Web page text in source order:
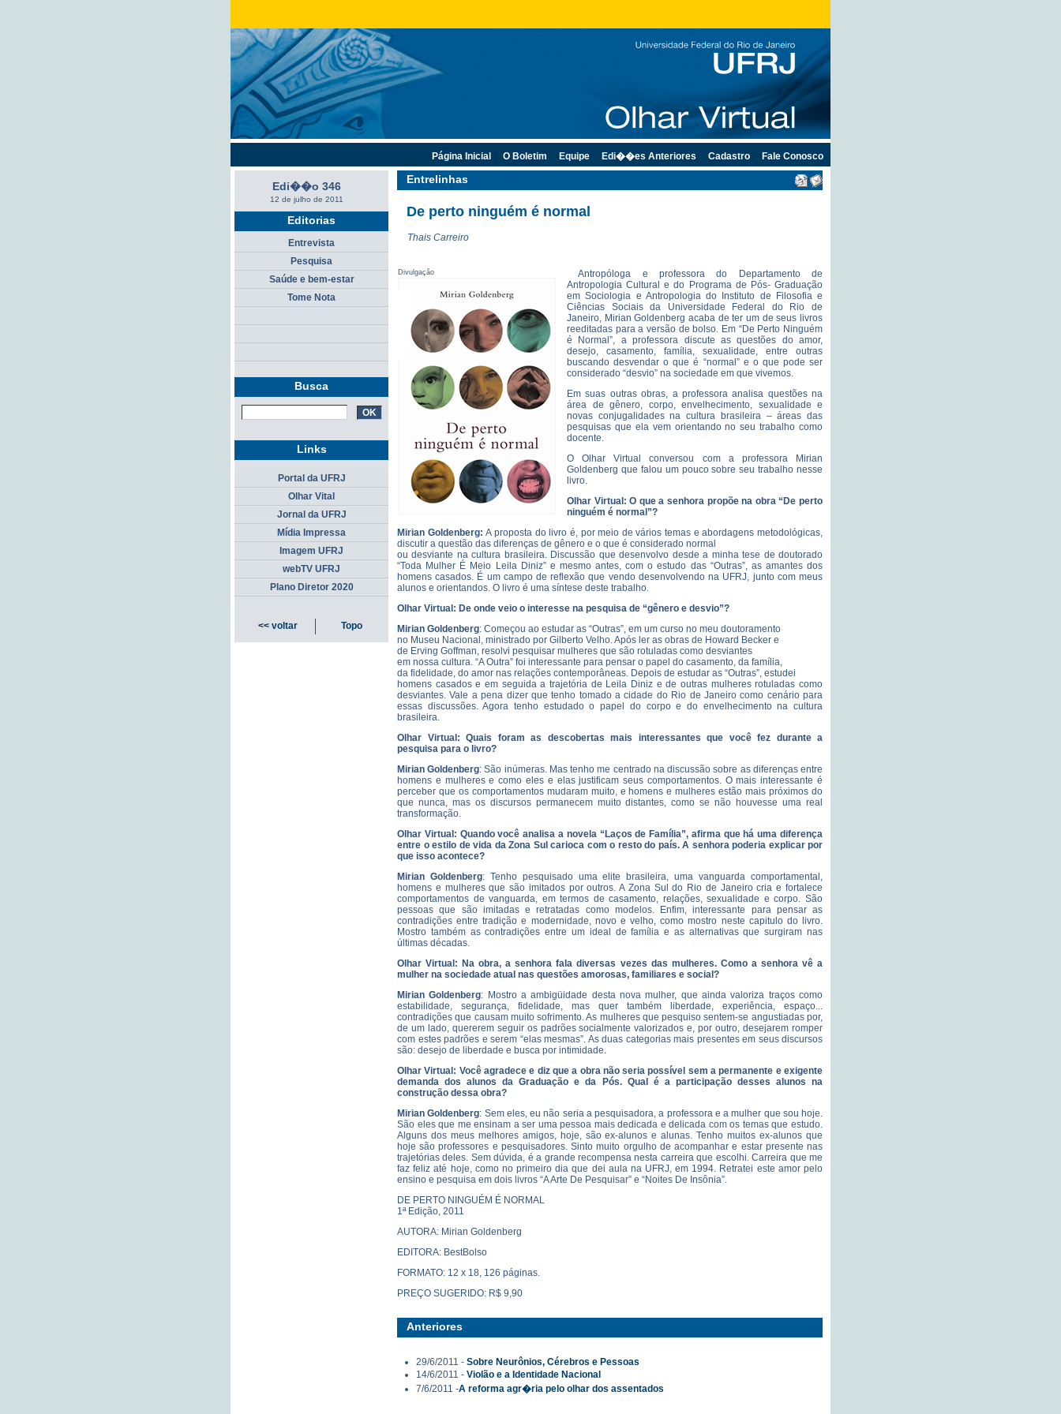
Entrelinhas
De perto ninguém é normal
Thais Carreiro
Divulgação
Antropóloga e professora do Departamento de
Antropologia Cultural e do Programa de Pós- Graduação
em Sociologia e Antropologia do Instituto de Filosofia e
Ciências Sociais da Universidade Federal do Rio de
Janeiro, Mirian Goldenberg acaba de ter um de seus livros
reeditadas para a versão de bolso. Em “De Perto Ninguém
é Normal”, a professora discute as questões do amor,
desejo, casamento, família, sexualidade, entre outras
buscando desvendar o que é “normal” e o que pode ser
considerado “desvio” na sociedade em que vivemos.
Em suas outras obras, a professora analisa questões na
área de gênero, corpo, envelhecimento, sexualidade e
novas conjugalidades na cultura brasileira – áreas das
pesquisas que ela vem orientando no seu trabalho como
docente.
O Olhar Virtual conversou com a professora Mirian
Goldenberg que falou um pouco sobre seu trabalho nesse
livro.
Olhar Virtual: O que a senhora propõe na obra “De perto
ninguém é normal”?
Mirian Goldenberg:A proposta do livro é, por meio de vários temas e abordagens metodológicas,
discutir a questão das diferenças de gênero e o que é considerado normal
ou desviante na cultura brasileira. Discussão que desenvolvo desde a minha tese de doutorado
“Toda Mulher É Meio Leila Diniz” e mesmo antes, com o estudo das “Outras”, as amantes dos
homens casados. É um campo de reflexão que vendo desenvolvendo na UFRJ, junto com meus
alunos e orientandos. O livro é uma síntese deste trabalho.
Olhar Virtual: De onde veio o interesse na pesquisa de “gênero e desvio”?
Mirian Goldenberg: Começou ao estudar as “Outras”, em um curso no meu doutoramento
no Museu Nacional, ministrado por Gilberto Velho. Após ler as obras de Howard Becker e
de Erving Goffman, resolvi pesquisar mulheres que são rotuladas como desviantes
em nossa cultura. “A Outra” foi interessante para pensar o papel do casamento, da família,
da fidelidade, do amor nas relações contemporâneas. Depois de estudar as “Outras”, estudei
homens casados e em seguida a trajetória de Leila Diniz e de outras mulheres rotuladas como
desviantes. Vale a pena dizer que tenho tomado a cidade do Rio de Janeiro como cenário para
essas discussões. Agora tenho estudado o papel do corpo e do envelhecimento na cultura
brasileira.
Olhar Virtual: Quais foram as descobertas mais interessantes que você fez durante a
pesquisa para o livro?
Mirian Goldenberg: São inúmeras. Mas tenho me centrado na discussão sobre as diferenças entre
homens e mulheres e como eles e elas justificam seus comportamentos. O mais interessante é
perceber que os comportamentos mudaram muito, e homens e mulheres estão mais próximos do
que nunca, mas os discursos permanecem muito distantes, como se não houvesse uma real
transformação.
Olhar Virtual: Quando você analisa a novela “Laços de Família”, afirma que há uma diferença
entre o estilo de vida da Zona Sul carioca com o resto do país. A senhora poderia explicar por
que isso acontece?
Mirian Goldenberg: Tenho pesquisado uma elite brasileira, uma vanguarda comportamental,
homens e mulheres que são imitados por outros. A Zona Sul do Rio de Janeiro cria e fortalece
comportamentos de vanguarda, em termos de casamento, relações, sexualidade e corpo. São
pessoas que são imitadas e retratadas como modelos. Enfim, interessante para pensar as
contradições entre tradição e modernidade, novo e velho, como mostro neste capitulo do livro.
Mostro também as contradições entre um ideal de família e as alternativas que surgiram nas
últimas décadas.
Olhar Virtual: Na obra, a senhora fala diversas vezes das mulheres. Como a senhora vê a
mulher na sociedade atual nas questões amorosas, familiares e social?
Mirian Goldenberg: Mostro a ambigüidade desta nova mulher, que ainda valoriza traços como
estabilidade, segurança, fidelidade, mas quer também liberdade, experiência, espaço...
contradições que causam muito sofrimento. As mulheres que pesquiso sentem-se angustiadas por,
de um lado, quererem seguir os padrões socialmente valorizados e, por outro, desejarem romper
com estes padrões e serem “elas mesmas”. As duas categorias mais presentes em seus discursos
são: desejo de liberdade e busca por intimidade.
Olhar Virtual: Você agradece e diz que a obra não seria possível sem a permanente e exigente
demanda dos alunos da Graduação e da Pós. Qual é a participação desses alunos na
construção dessa obra?
Mirian Goldenberg: Sem eles, eu não seria a pesquisadora, a professora e a mulher que sou hoje.
São eles que me ensinam a ser uma pessoa mais dedicada e delicada com os temas que estudo.
Alguns dos meus melhores amigos, hoje, são ex-alunos e alunas. Tenho muitos ex-alunos que
hoje são professores e pesquisadores. Sinto muito orgulho de acompanhar e estar presente nas
trajetórias deles. Sem dúvida, é a grande recompensa nesta carreira que escolhi. Carreira que me
faz feliz até hoje, como no primeiro dia que dei aula na UFRJ, em 1994. Retratei este amor pelo
ensino e pesquisa em dois livros “A Arte De Pesquisar” e “Noites De Insônia”.
DE PERTO NINGUÉM É NORMAL
1ª Edição, 2011
AUTORA: Mirian Goldenberg
EDITORA: BestBolso
FORMATO: 12 x 18, 126 páginas.
PREÇO SUGERIDO: R$ 9,90
Anteriores
29/6/2011 - Sobre Neurônios, Cérebros e Pessoas
14/6/2011 - Violão e a Identidade Nacional
7/6/2011 -A reforma agr�ria pelo olhar dos assentados
Edi��o 346
12 de julho de 2011
Editorias
Entrevista
Pesquisa
Saúde e bem-estar
Tome Nota
Busca
Página Inicial O Boletim Equipe Edi��es Anteriores Cadastro Fale Conosco
Links
Portal da UFRJ
Olhar Vital
Jornal da UFRJ
Mídia Impressa
Imagem UFRJ
webTV UFRJ
Plano Diretor 2020
<< voltar Topo